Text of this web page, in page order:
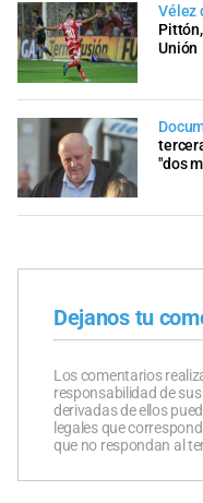
Vélez
Unión
"dos
Dejanos tu
Los comentarios
responsabilidad de
derivadas de ellos
legales que
que no respondan al